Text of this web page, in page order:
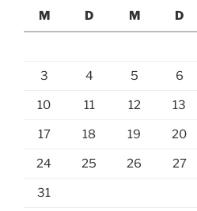
M
D M D
3 4 5 6
10 11 12 13
17 18 19 20
24 25 26 27
31